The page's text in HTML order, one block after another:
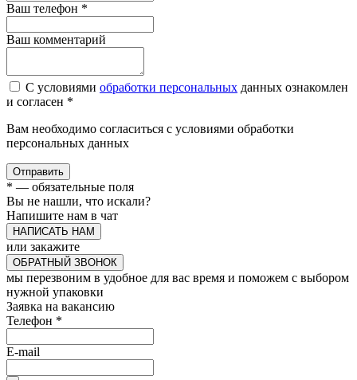
Ваш телефон *
Ваш комментарий
С условиями обработки персональных данных ознакомлен
и согласен *
Вам необходимо согласиться с условиями обработки
персональных данных
Отправить
* — обязательные поля
Вы не нашли, что искали?
Напишите нам в чат
НАПИСАТЬ НАМ
или закажите
ОБРАТНЫЙ ЗВОНОК
мы перезвоним в удобное для вас время и поможем с выбором
нужной упаковки
Заявка на вакансию
Телефон *
E-mail